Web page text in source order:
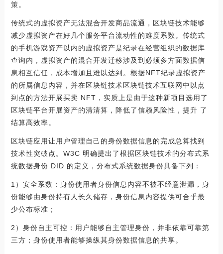
策。
传统式的虚拟资产无法混合开发商品流通，区块链技术能够
减少虚拟资产在好几个服务平台流动性的难度系数。传统式
的手机游戏资产以内的虚拟资产是纪录在经营组织的数据库
查询内，虚拟资产的混合开发迁移涉及到必须多方面数据信
息相互信任，成本增加且难以达到。根据NFT纪录虚拟资产
的所属信息内容，并在区块链技术区块链技术互联网中以点
到点的方法开展买卖 NFT，实质上是由于这种新项目选用了
区块链平台开展资产的清清算，降低了信赖风险性，提升 了
结算高效率。
区块链应用让用户管理自己的身份数据信息的完成总算找到
技术性突破点。W3C 明确提出了根据区块链技术的分布式系
统数据身份 DID 的定义，分布式系统数据身份具备下列：
1）安全系数：身份使用者身份信息内容不被不经意泄漏，身
份能够由身份持有人长久储存，身份信息内容提供可合乎最
少公布标准；
2）身份自主可控：用户能够自主管理身份，并非依靠可靠第
三方；身份使用者能够操纵其身份数据信息的共享。